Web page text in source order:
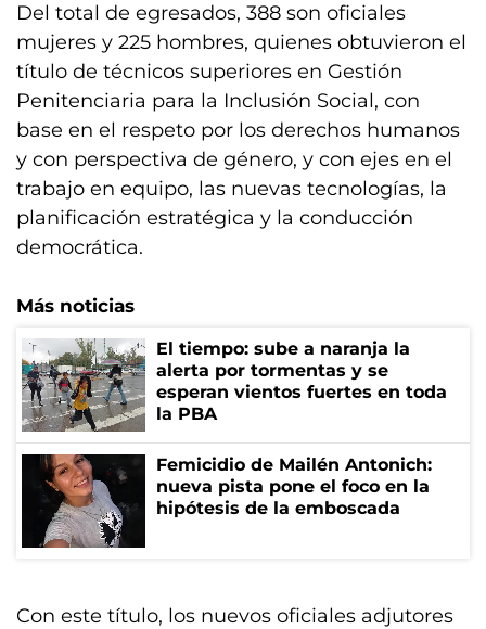
Del total de egresados, 388 son oficiales
mujeres y 225 hombres, quienes obtuvieron el
título de técnicos superiores en Gestión
Penitenciaria para la Inclusión Social, con
base en el respeto por los derechos humanos
y con perspectiva de género, y con ejes en el
trabajo en equipo, las nuevas tecnologías, la
planificación estratégica y la conducción
democrática.
Más noticias
El tiempo: sube a naranja la
alerta por tormentas y se
esperan vientos fuertes en toda
la PBA
Femicidio de Mailén Antonich:
nueva pista pone el foco en la
hipótesis de la emboscada
Con este título, los nuevos oficiales adjutores